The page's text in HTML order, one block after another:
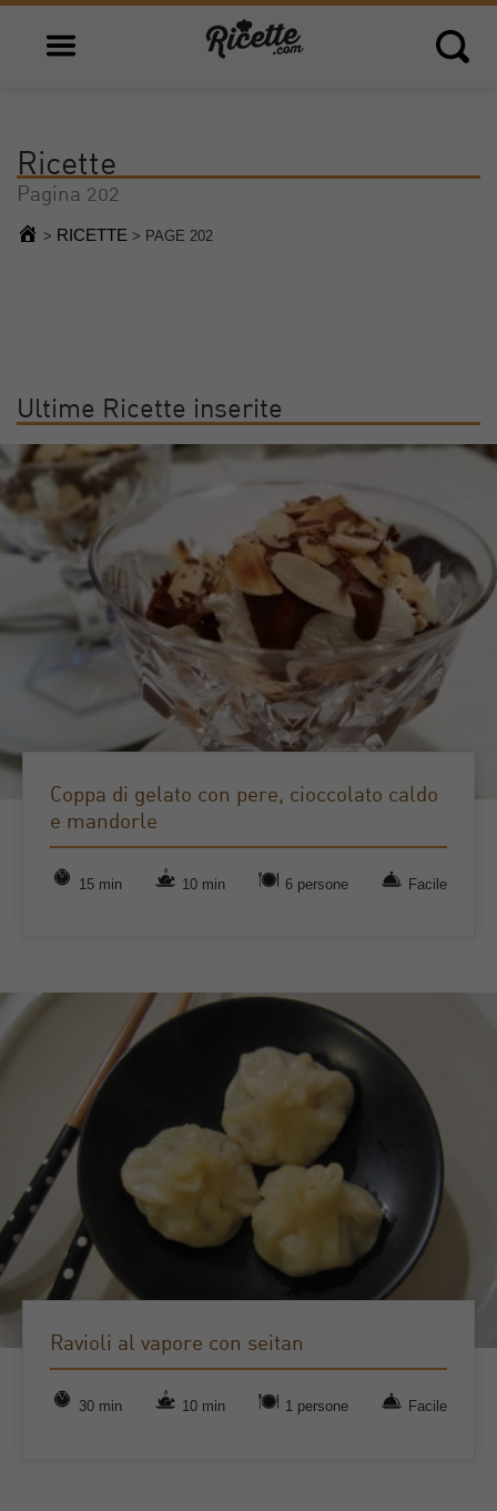
Open main menu Open
Ricette
Pagina 202
> RICETTE > PAGE 202
Ultime Ricette inserite
Coppa di gelato con pere, cioccolato caldo
e mandorle
15 min 10 min 6 persone Facile
Ravioli al vapore con seitan
30 min 10 min 1 persone Facile